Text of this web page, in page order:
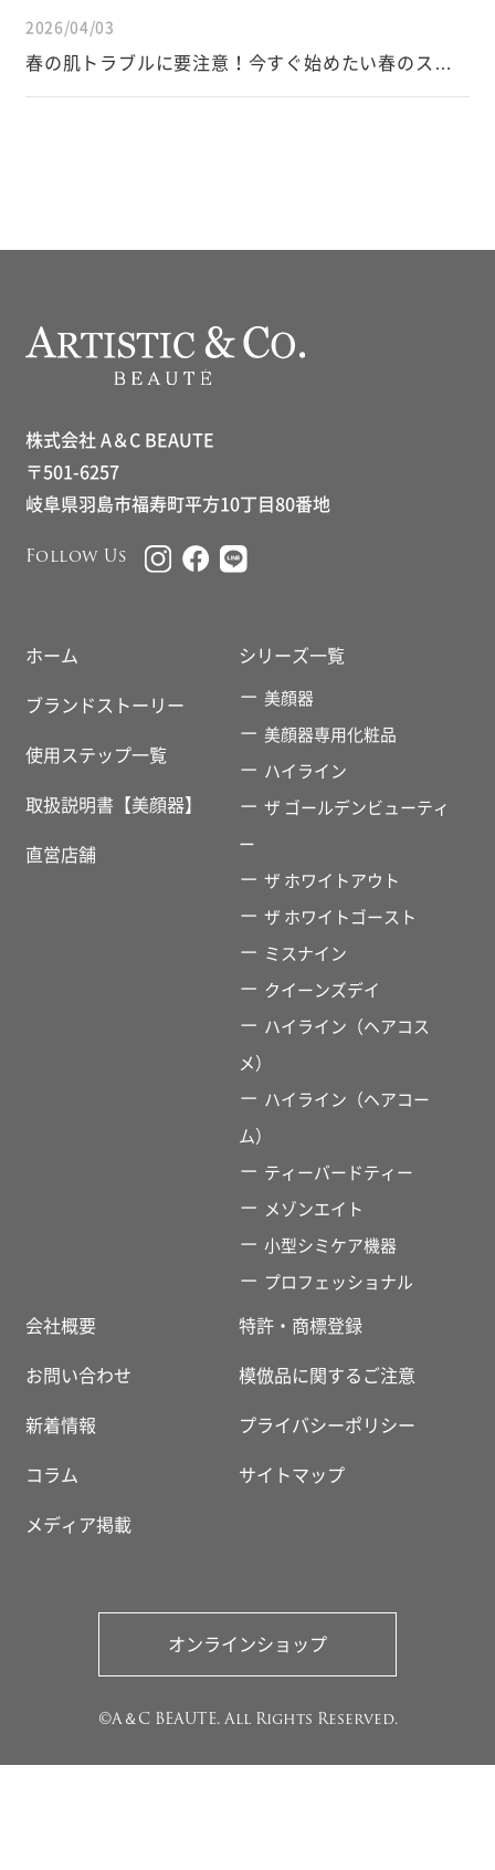
2026/04/03
春の肌トラブルに要注意！今すぐ始めたい春のスキ
株式会社 A＆C BEAUTE
〒501-6257
岐阜県羽島市福寿町平方10丁目80番地
Follow Us
ホーム
ブランドストーリー
使用ステップ一覧
取扱説明書【美顔器】
直営店舗
シリーズ一覧
美顔器
美顔器専用化粧品
ハイライン
ザ ゴールデンビューティ
ー
ザ ホワイトアウト
ザ ホワイトゴースト
ミスナイン
クイーンズデイ
ハイライン（ヘアコス
メ）
ハイライン（ヘアコー
ム）
ティーバードティー
メゾンエイト
小型シミケア機器
プロフェッショナル
会社概要
お問い合わせ
新着情報
コラム
メディア掲載
特許・商標登録
模倣品に関するご注意
プライバシーポリシー
サイトマップ
オンラインショップ
©A＆C BEAUTE. All Rights Reserved.